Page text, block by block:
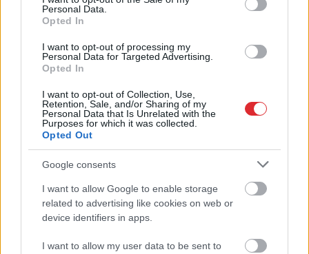
Personal Data.
Opted In
I want to opt-out of processing my
Personal Data for Targeted Advertising.
Opted In
I want to opt-out of Collection, Use,
Retention, Sale, and/or Sharing of my
Personal Data that Is Unrelated with the
Purposes for which it was collected.
Opted Out
Google consents
I want to allow Google to enable storage
related to advertising like cookies on web or
device identifiers in apps.
I want to allow my user data to be sent to
TESTS. Matemātikas duelis:
vai vari pārspēt
deviņgadnieku
matemātikā?
Atcelt Ziņot